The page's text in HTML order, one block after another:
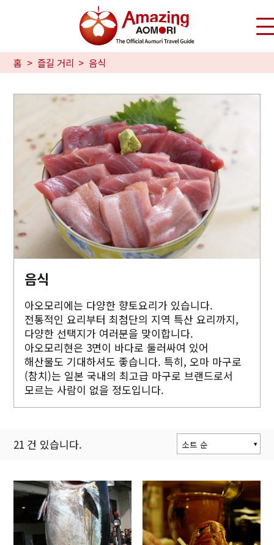
홈 즐길 거리 음식
음식
아오모리에는 다양한 향토요리가 있습니다.
전통적인 요리부터 최첨단의 지역 특산 요리까지,
다양한 선택지가 여러분을 맞이합니다.
아오모리현은 3면이 바다로 둘러싸여 있어
해산물도 기대하셔도 좋습니다. 특히, 오마 마구로
(참치)는 일본 국내의 최고급 마구로 브랜드로서
모르는 사람이 없을 정도입니다.
21 건 있습니다.
소트 순
갱신 순
현재위치로부터
거리 순